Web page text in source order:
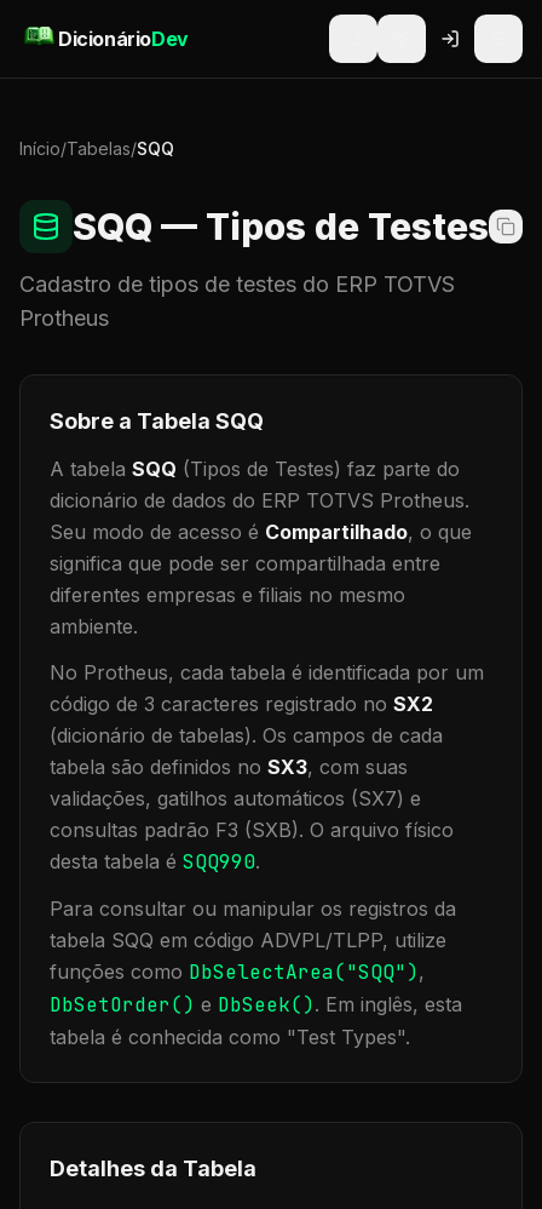
DicionárioDev
Início/Tabelas/SQQ
SQQ — Tipos de Testes
Cadastro de tipos de testes do ERP TOTVS
Protheus
Sobre a Tabela SQQ
A tabela SQQ (Tipos de Testes) faz parte do
dicionário de dados do ERP TOTVS Protheus.
Seu modo de acesso é Compartilhado, o que
significa que pode ser compartilhada entre
diferentes empresas e filiais no mesmo
ambiente.
No Protheus, cada tabela é identificada por um
código de 3 caracteres registrado no SX2
(dicionário de tabelas). Os campos de cada
tabela são definidos no SX3, com suas
validações, gatilhos automáticos (SX7) e
consultas padrão F3 (SXB). O arquivo físico
desta tabela é SQQ990.
Para consultar ou manipular os registros da
tabela SQQ em código ADVPL/TLPP, utilize
funções como DbSelectArea("SQQ"),
DbSetOrder() e DbSeek(). Em inglês, esta
tabela é conhecida como "Test Types".
Detalhes da Tabela